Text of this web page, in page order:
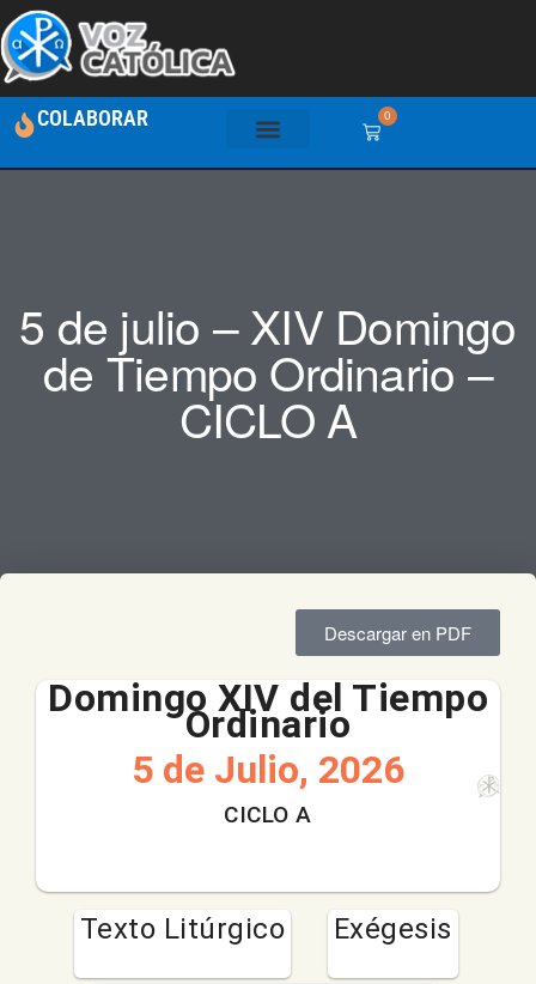
COLABORAR 0
5 de julio – XIV Domingo
de Tiempo Ordinario –
CICLO A
Descargar en PDF
Domingo XIV del Tiempo
Ordinario
5 de Julio, 2026
CICLO A
Texto Litúrgico Exégesis